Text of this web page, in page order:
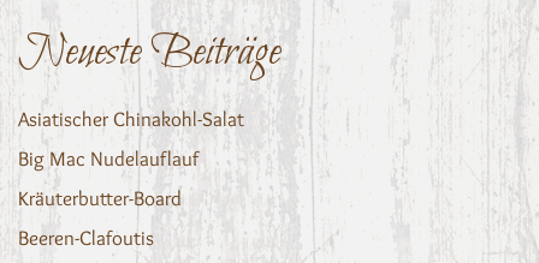
Neueste Beiträge
Asiatischer Chinakohl-Salat
Big Mac Nudelauflauf
Kräuterbutter-Board
Beeren-Clafoutis